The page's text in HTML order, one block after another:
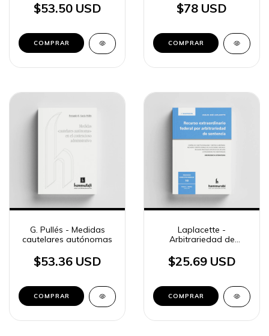
$53.50 USD
COMPRAR
$78 USD
COMPRAR
G. Pullés - Medidas
cautelares autónomas
$53.36 USD
Laplacette -
Arbitrariedad de
$25.69 USD
COMPRAR